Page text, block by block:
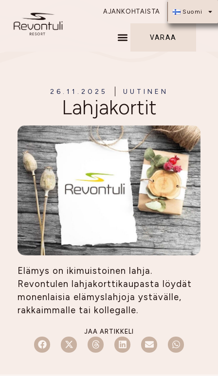
Suomi
AJANKOHTAISTA
VARAA
26.11.2025 UUTINEN
Lahjakortit
Elämys on ikimuistoinen lahja.
Revontulen lahjakorttikaupasta löydät
monenlaisia elämyslahjoja ystävälle,
rakkaimmalle tai kollegalle.
JAA ARTIKKELI